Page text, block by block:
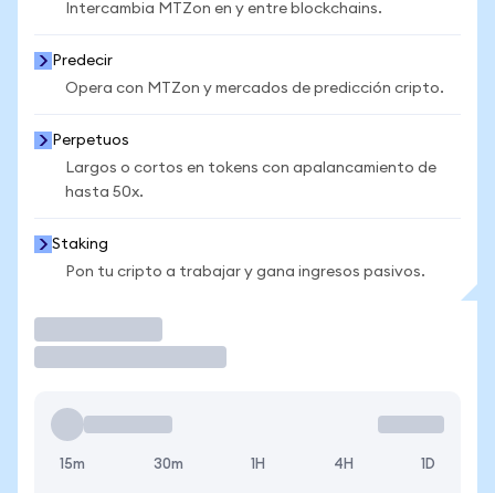
Intercambia MTZon en y entre blockchains.
Predecir
Opera con MTZon y mercados de predicción cripto.
Perpetuos
Largos o cortos en tokens con apalancamiento de
hasta 50x.
Staking
Pon tu cripto a trabajar y gana ingresos pasivos.
15m 30m 1H 4H 1D